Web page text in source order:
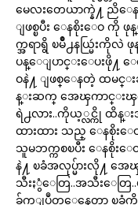
မေလးတေယာက္နဲ႔ ညိ
ျဖစ္ၿပီး ေနစိုးေဝ ကို
က္အရာရွိ ၿမိဳ႕နယ္မြဴးကို
ပန္ေျပာင္းေပးဖို႔
ဝနဲ႔ ျဖစ္ေနတဲ့ ထမင္း
န္းဆက္ အေၾကာင္းၾ
ရဲ႕လား..ကိုယ့္လင္ကို ထိန္းအုံ
ထားထား သည္ ေနစိုးေ
သူမဘက္ကစၿပီး ေနစိုးေ
နဲ႔ ၿခံအလုပ္မ်ားလို႔ အေ
သီးႏွံေတြ..အသီးေတြ..
ခ်က္ျပဳတ္ေနေတာ့ ၿခံ